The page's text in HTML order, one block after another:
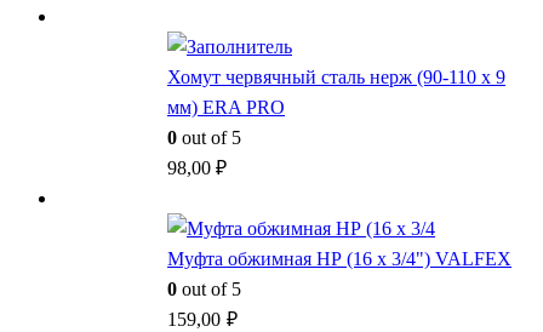
Хомут червячный сталь нерж (90-110 x 9
мм) ERA PRO
0 out of 5
98,00₽
Муфта обжимная НР (16 x 3/4") VALFEX
0 out of 5
159,00 ₽